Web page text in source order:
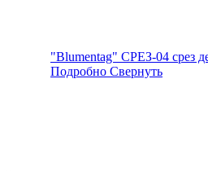
"Blumentag" СРЕЗ-04 срез
Подробно Свернуть